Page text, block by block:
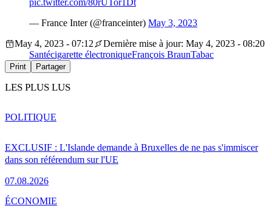
pic.twitter.com/80rUTor1Dt
— France Inter (@franceinter) May 3, 2023
May 4, 2023 - 07:12
Dernière mise à jour: May 4, 2023 - 08:20
Santécigarette électroniqueFrançois BraunTabac
Print Partager
LES PLUS LUS
EXCLUSIF : L'Islande demande à Bruxelles de ne pas s'immiscer
dans son référendum sur l'UE
07.08.2026
POLITIQUE
ÉCONOMIE